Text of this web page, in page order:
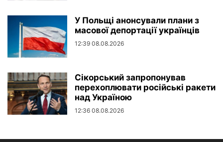
У Польщі анонсували плани з
масової депортації українців
12:39 08.08.2026
Сікорський запропонував
перехоплювати російські ракети
над Україною
12:36 08.08.2026